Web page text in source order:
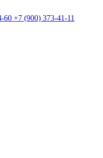
60 +7 (900) 373-41-11